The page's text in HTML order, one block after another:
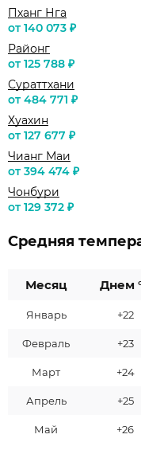
Пханг Нга
от 140 073 ₽
Районг
от 125 788 ₽
Сураттхани
от 484 771 ₽
Хуахин
от 127 677 ₽
Чианг Маи
от 394 474 ₽
Чонбури
от 129 372 ₽
Средняя
Месяц Днем
Январь +22
Февраль +23
Март +24
Апрель +25
Май +26